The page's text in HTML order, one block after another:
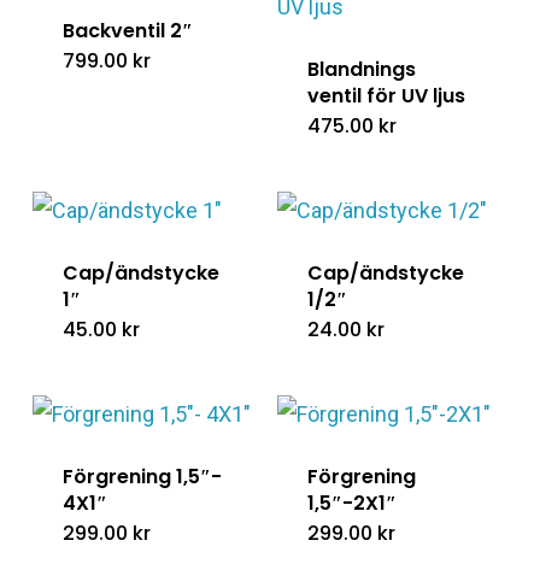
Backventil 2″
799.00 kr
Blandnings
ventil för UV ljus
475.00 kr
Cap/ändstycke
1″
45.00 kr
Cap/ändstycke
1/2″
24.00 kr
Förgrening 1,5″-
4X1″
299.00 kr
Förgrening
1,5″-2X1″
299.00 kr